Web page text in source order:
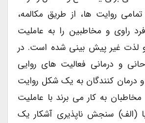
روایت ها، از طریق مکالمه،
راوی و مخاطبین را به عاملیت
و لذت غیر پیش بینی شده است. در
و درمانی فعالیت های روایی
درمان کنندگان به یک شکل روایت
مخاطبان به کار می برند با عاملیت
(الف) سنجش ناپذیری آشکار یک